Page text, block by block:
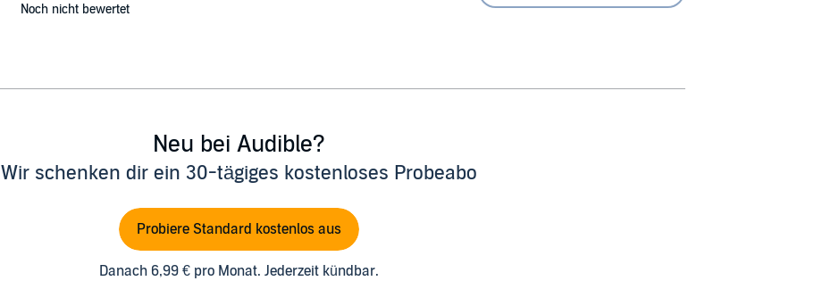
Noch nicht bewertet
Neu bei Audible?
Wir schenken dir ein 30-tägiges kostenloses Probeabo
Probiere Standard kostenlos aus
Danach 6,99 € pro Monat. Jederzeit kündbar.